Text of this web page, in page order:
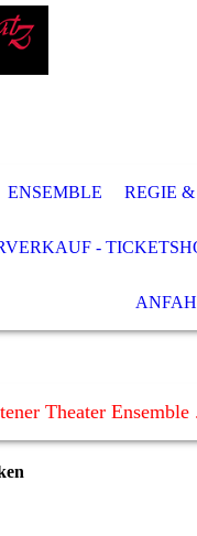
ENSEMBLE REGIE
-
Theater